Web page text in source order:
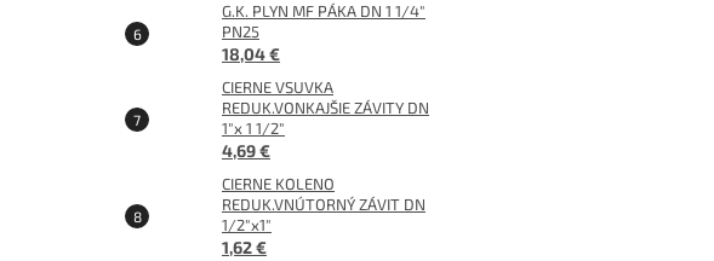
G.K. PLYN MF PÁKA DN 1 1/4"
PN25
18,04 €
CIERNE VSUVKA
REDUK.VONKAJŠIE ZÁVITY DN
1"x 1 1/2"
4,69 €
CIERNE KOLENO
REDUK.VNÚTORNÝ ZÁVIT DN
1/2"x1"
1,62 €